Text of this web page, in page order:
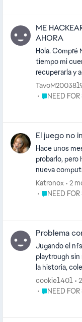
ME
AHORA
Hola. Compré Need for Speed Heat en Steam. Hace un
tiempo mi
recuperarla y
propietario legítimo de
iniciar el
indicando
otra cuenta
acceso a mi
motivo no
EA ni jugar al
alguna forma
Steam y
gracias.
Place NEED
NEED
El juego no
Hace unos
probarlo, pero
nueva
cuando
error tipo
una librería
¿Alguno ha
Katronox
2
Place NEED
NEED
Problema
Jugando el
playtrough
la historia,
conteo de
único logro,
completar las
embargo
cookie1401
Place NEED
NEED